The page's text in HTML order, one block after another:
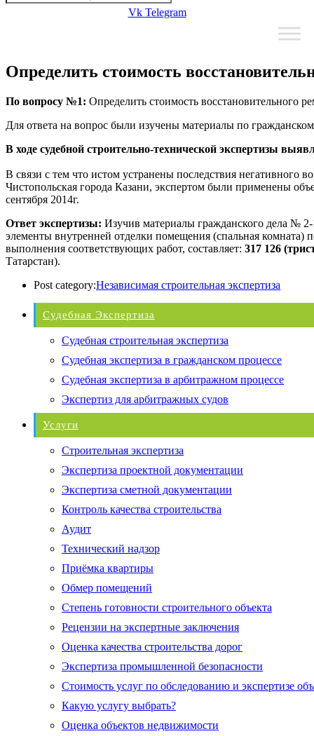
Vk Telegram
Определить стоимость
По вопросу №1: Определить стоимость восстановительного
Для ответа на вопрос были изучены материалы по
В ходе судебной строительно-технической экспертизы
В связи с тем что истом устранены последствия
Чистопольская города Казани, экспертом были применены
сентября 2014г.
Ответ экспертизы: Изучив материалы гражданского дела № 2-
элементы внутренней отделки помещения (спальная
выполнения соответствующих работ, составляет: 317 126
Татарстан).
Post category:Независимая строительная экспертиза
Судебная Экспертиза
Судебная строительная экспертиза
Судебная экспертиза в гражданском процессе
Судебная экспертиза в арбитражном процессе
Экспертиз для арбитражных судов
Услуги
Строительная экспертиза
Экспертиза проектной документации
Экспертиза сметной документации
Контроль качества строительства
Аудит
Технический надзор
Приёмка квартиры
Обмер помещений
Степень готовности строительного объекта
Рецензии на экспертные заключения
Оценка качества строительства дорог
Экспертиза промышленной безопасности
Стоимость услуг по обследованию и экспертизе
Какую услугу выбрать?
Оценка объектов недвижимости